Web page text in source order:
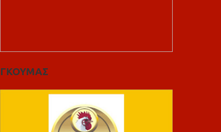
ΓΚΟΥΜΑΣ